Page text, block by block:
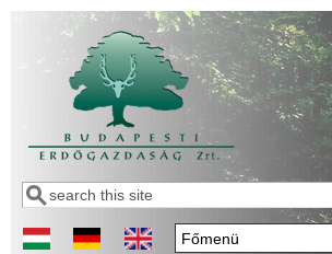
Ugrás a tartalomra
Keresés űrlap
Keresés